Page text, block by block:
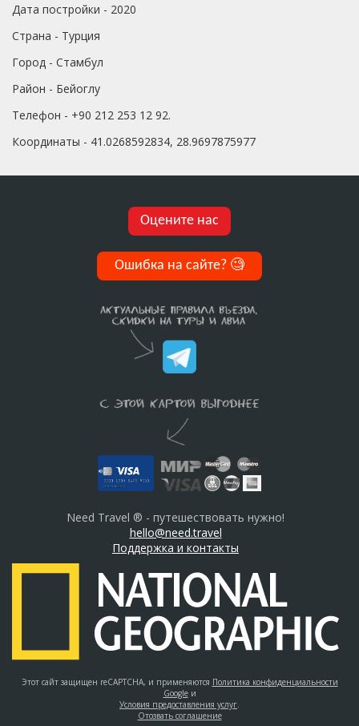
Дата постройки - 2020
Страна - Турция
Город - Стамбул
Район - Бейоглу
Телефон - +90 212 253 12 92.
Координаты - 41.0268592834, 28.9697875977
Оцените нас
Ошибка на сайте? 🧐
Need Travel ® - путешествовать нужно!
hello@need.travel
Поддержка и контакты
Этот сайт защищен reCAPTCHA, и применяются Политика конфиденциальности
Googleи
Условия предоставления услуг.
Отозвать соглашение